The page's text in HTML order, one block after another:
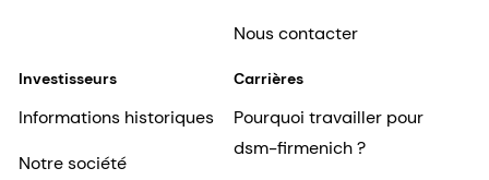
Nous contacter
Investisseurs
Informations historiques
Notre société
Carrières
Pourquoi travailler pour
dsm-firmenich ?